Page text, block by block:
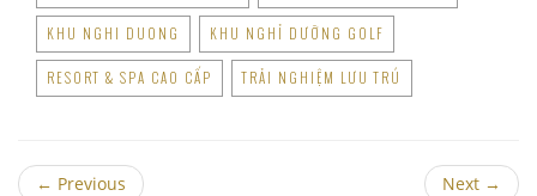
KHU NGHI DUONG KHU NGHỈ DƯỠNG GOLF
RESORT & SPA CAO CẤP TRẢI NGHIỆM LƯU TRÚ
← Previous Next →